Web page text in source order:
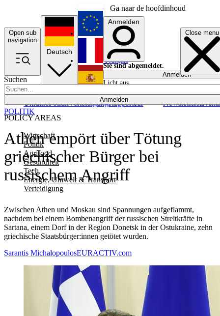
Ga naar de hoofdinhoud
Open sub
navigation
Close menu
Suchen
Anmelden
POLICY AREAS
Wirtschaft
Politik
Agrifood
Gesundheit
Tech
Energie, Umwelt & Transport
Verteidigung
UkrainePolitikVerteidigungRapporteur NewslettersEvents
Deutsch
English
Français
Anmelden
Sie sind abgemeldet.
Anmelden
Licht aus
Athen empört über Tötung
griechischer Bürger bei
russischem Angriff
Zwischen Athen und Moskau sind Spannungen aufgeflammt,
nachdem bei einem Bombenangriff der russischen Streitkräfte in
Sartana, einem Dorf in der Region Donetsk in der Ostukraine, zehn
griechische Staatsbürger:innen getötet wurden.
POLITIK
Sarantis MichalopoulosEURACTIV.com